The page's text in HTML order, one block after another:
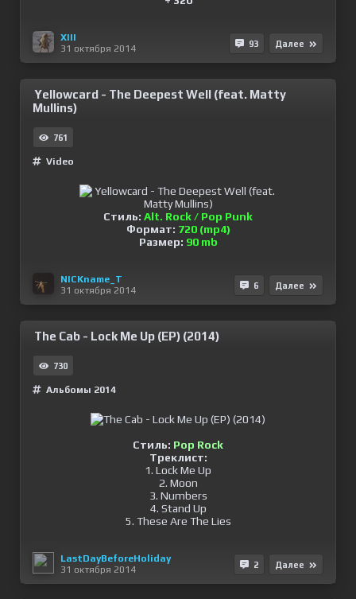
XIII
31 октября 2014
93 Далее
Yellowcard - The Deepest Well (feat. Matty
Mullins)
761
Video
Стиль: Alt. Rock / Pop Punk
Формат: 720 (mp4)
Размер: 90 mb
NICKname_T
31 октября 2014
6 Далее
The Cab - Lock Me Up (EP) (2014)
730
Альбомы 2014
Стиль: Pop Rock
Треклист:
1. Lock Me Up
2. Moon
3. Numbers
4. Stand Up
5. These Are The Lies
LastDayBeforeHoliday
31 октября 2014
2 Далее